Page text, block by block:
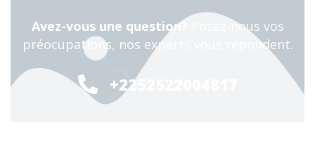
Avez-vous une question?
Posez-nous vos
préocupations, nos experts vous répondent.
+2252522004817
24/7